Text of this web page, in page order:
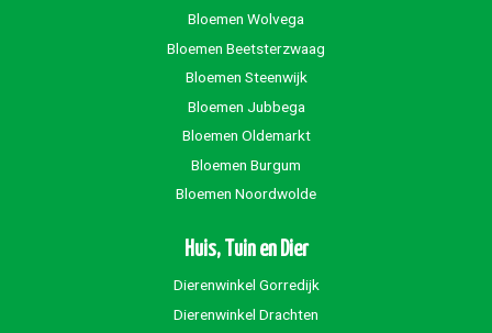
Bloemen Wolvega
Bloemen Beetsterzwaag
Bloemen Steenwijk
Bloemen Jubbega
Bloemen Oldemarkt
Bloemen Burgum
Bloemen Noordwolde
Huis, Tuin en Dier
Dierenwinkel Gorredijk
Dierenwinkel Drachten